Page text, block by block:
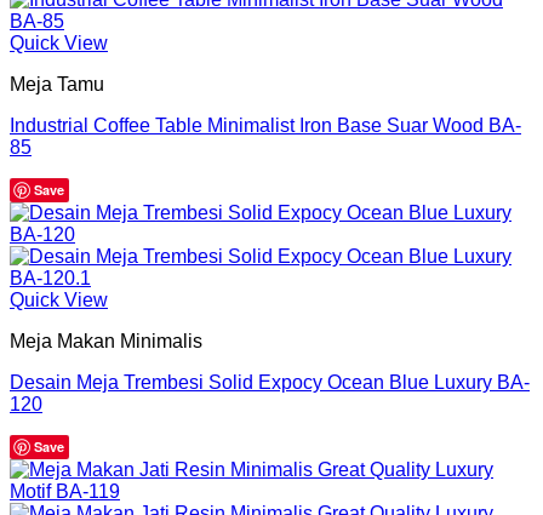
Quick View
Meja Tamu
Industrial Coffee Table Minimalist Iron Base Suar Wood BA-
85
Save
Quick View
Meja Makan Minimalis
Desain Meja Trembesi Solid Expocy Ocean Blue Luxury BA-
120
Save